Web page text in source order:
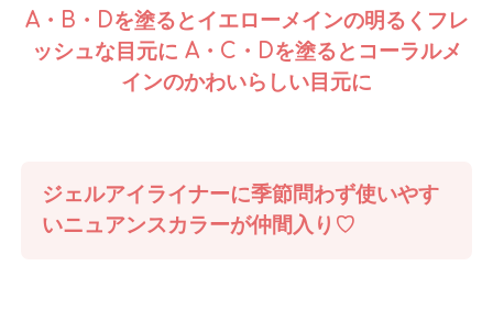
A・B・Dを塗るとイエローメインの明るくフレ
ッシュな目元に A・C・Dを塗るとコーラルメ
インのかわいらしい目元に
ジェルアイライナーに季節問わず使いやす
いニュアンスカラーが仲間入り♡